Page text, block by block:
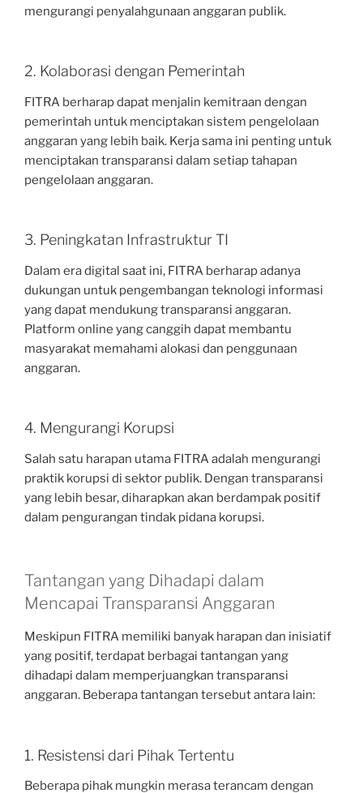
mengurangi penyalahgunaan anggaran publik.
2. Kolaborasi dengan Pemerintah
FITRA berharap dapat menjalin kemitraan dengan
pemerintah untuk menciptakan sistem pengelolaan
anggaran yang lebih baik. Kerja sama ini penting untuk
menciptakan transparansi dalam setiap tahapan
pengelolaan anggaran.
3. Peningkatan Infrastruktur TI
Dalam era digital saat ini, FITRA berharap adanya
dukungan untuk pengembangan teknologi informasi
yang dapat mendukung transparansi anggaran.
Platform online yang canggih dapat membantu
masyarakat memahami alokasi dan penggunaan
anggaran.
4. Mengurangi Korupsi
Salah satu harapan utama FITRA adalah mengurangi
praktik korupsi di sektor publik. Dengan transparansi
yang lebih besar, diharapkan akan berdampak positif
dalam pengurangan tindak pidana korupsi.
Tantangan yang Dihadapi dalam
Mencapai Transparansi Anggaran
Meskipun FITRA memiliki banyak harapan dan inisiatif
yang positif, terdapat berbagai tantangan yang
dihadapi dalam memperjuangkan transparansi
anggaran. Beberapa tantangan tersebut antara lain:
1. Resistensi dari Pihak Tertentu
Beberapa pihak mungkin merasa terancam dengan